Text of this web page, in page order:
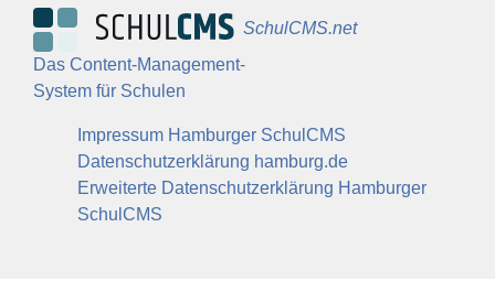
SchulCMS.net
Das Content-Management-
System für Schulen
Impressum Hamburger SchulCMS
Datenschutzerklärung hamburg.de
Erweiterte Datenschutzerklärung Hamburger
SchulCMS